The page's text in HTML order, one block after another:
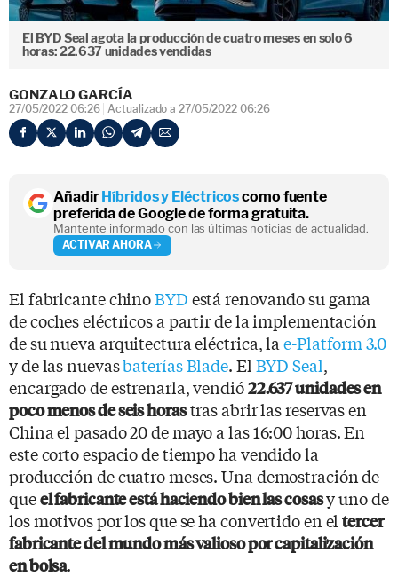
El BYD Seal agota la producción de cuatro meses en solo 6
horas: 22.637 unidades vendidas
GONZALO GARCÍA
27/05/2022 06:26 Actualizado a 27/05/2022 06:26
AñadirHíbridos y Eléctricoscomo fuente
preferida de Google de forma gratuita.
Mantente informado con las últimas noticias de actualidad.
ACTIVAR AHORA
El fabricante chinoBYDestá renovando su gama
de coches eléctricos a partir de la implementación
de su nueva arquitectura eléctrica, lae-Platform 3.0
y de las nuevasbaterías Blade. El BYD Seal,
encargado de estrenarla, vendió22.637 unidades en
poco menos de seis horastras abrir las reservas en
China el pasado 20 de mayo a las 16:00 horas. En
este corto espacio de tiempo ha vendido la
producción de cuatro meses. Una demostración de
queel fabricante está haciendo bien las cosasy uno de
los motivos por los que se ha convertido en eltercer
fabricante del mundo más valioso por capitalización
en bolsa.